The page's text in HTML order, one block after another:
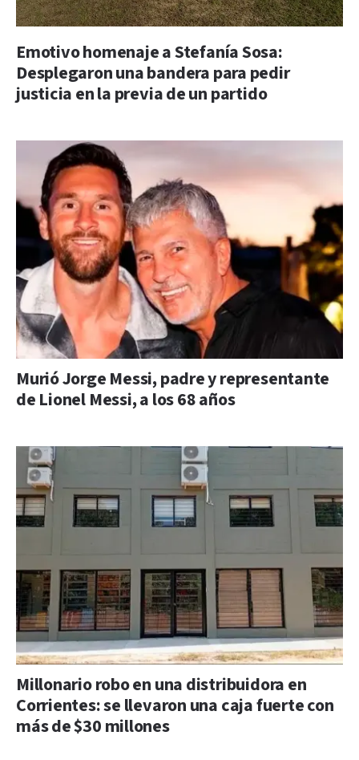
Emotivo homenaje a Stefanía Sosa:
Desplegaron una bandera para pedir
justicia en la previa de un partido
Murió Jorge Messi, padre y representante
de Lionel Messi, a los 68 años
Millonario robo en una distribuidora en
Corrientes: se llevaron una caja fuerte con
más de $30 millones